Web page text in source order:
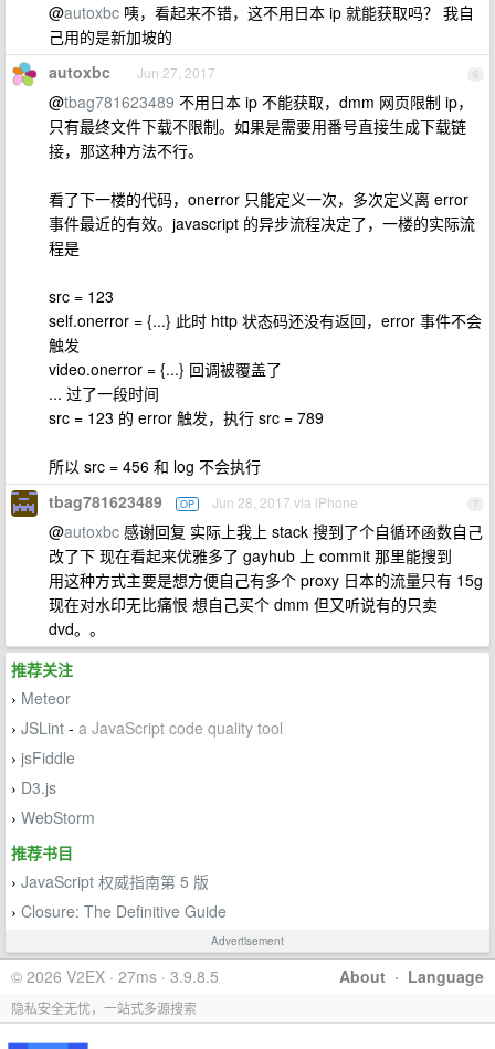
@autoxbc 咦，看起来不错，这不用日本 ip 就能获取吗？ 我自
己用的是新加坡的
6
autoxbc Jun 27, 2017
@tbag781623489 不用日本 ip 不能获取，dmm 网页限制 ip，
只有最终文件下载不限制。如果是需要用番号直接生成下载链
接，那这种方法不行。
看了下一楼的代码，onerror 只能定义一次，多次定义离 error
事件最近的有效。javascript 的异步流程决定了，一楼的实际流
程是
src = 123
self.onerror = {...} 此时 http 状态码还没有返回，error 事件不会
触发
video.onerror = {...} 回调被覆盖了
... 过了一段时间
src = 123 的 error 触发，执行 src = 789
所以 src = 456 和 log 不会执行
7
tbag781623489 OP Jun 28, 2017 via iPhone
@autoxbc 感谢回复 实际上我上 stack 搜到了个自循环函数自己
改了下 现在看起来优雅多了 gayhub 上 commit 那里能搜到
用这种方式主要是想方便自己有多个 proxy 日本的流量只有 15g
现在对水印无比痛恨 想自己买个 dmm 但又听说有的只卖
dvd。。
推荐关注
› Meteor
› JSLint - a JavaScript code quality tool
› jsFiddle
› D3.js
› WebStorm
推荐书目
› JavaScript 权威指南第 5 版
› Closure: The Definitive Guide
Advertisement
About · Language
© 2026 V2EX · 27ms · 3.9.8.5
隐私安全无忧，一站式多源搜索